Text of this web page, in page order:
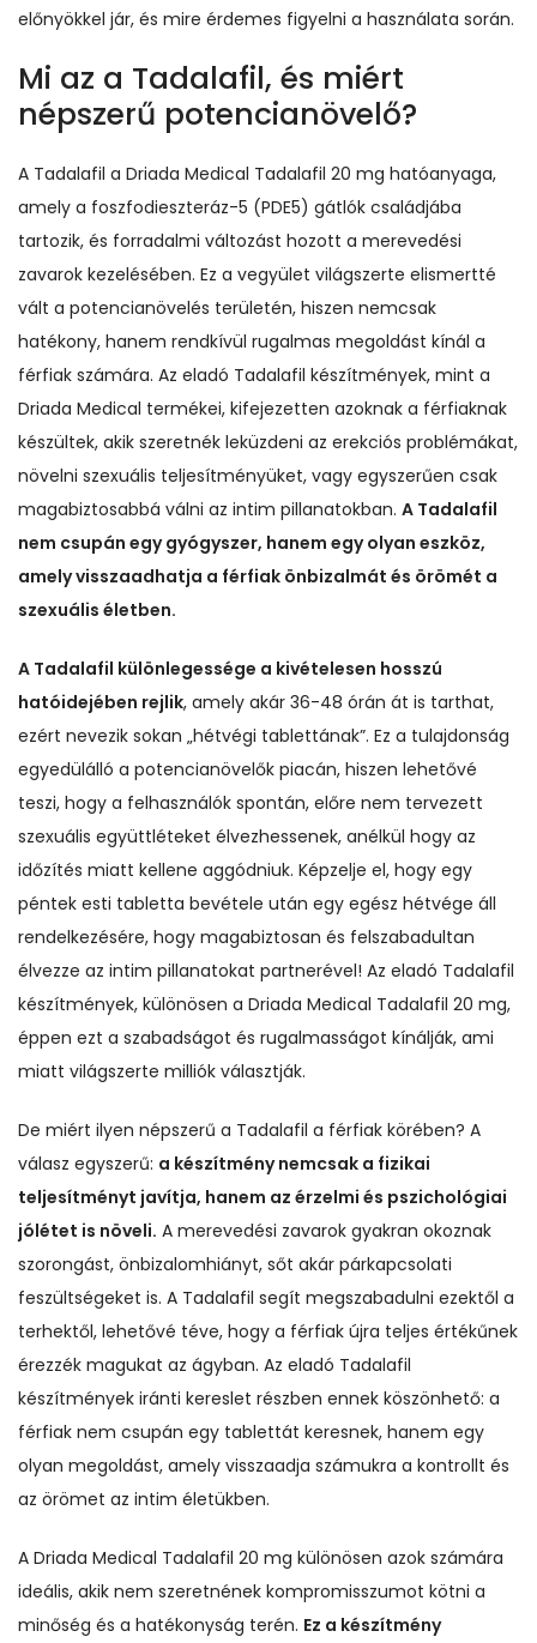
előnyökkel jár, és mire érdemes figyelni a használata során.
Mi az a Tadalafil, és miért
népszerű potencianövelő?
A Tadalafil a Driada Medical Tadalafil 20 mg hatóanyaga,
amely a foszfodieszteráz-5 (PDE5) gátlók családjába
tartozik, és forradalmi változást hozott a merevedési
zavarok kezelésében. Ez a vegyület világszerte elismertté
vált a potencianövelés területén, hiszen nemcsak
hatékony, hanem rendkívül rugalmas megoldást kínál a
férfiak számára. Az eladó Tadalafil készítmények, mint a
Driada Medical termékei, kifejezetten azoknak a férfiaknak
készültek, akik szeretnék leküzdeni az erekciós problémákat,
növelni szexuális teljesítményüket, vagy egyszerűen csak
magabiztosabbá válni az intim pillanatokban. A Tadalafil
nem csupán egy gyógyszer, hanem egy olyan eszköz,
amely visszaadhatja a férfiak önbizalmát és örömét a
szexuális életben.
A Tadalafil különlegessége a kivételesen hosszú
hatóidejében rejlik, amely akár 36-48 órán át is tarthat,
ezért nevezik sokan „hétvégi tablettának”. Ez a tulajdonság
egyedülálló a potencianövelők piacán, hiszen lehetővé
teszi, hogy a felhasználók spontán, előre nem tervezett
szexuális együttléteket élvezhessenek, anélkül hogy az
időzítés miatt kellene aggódniuk. Képzelje el, hogy egy
péntek esti tabletta bevétele után egy egész hétvége áll
rendelkezésére, hogy magabiztosan és felszabadultan
élvezze az intim pillanatokat partnerével! Az eladó Tadalafil
készítmények, különösen a Driada Medical Tadalafil 20 mg,
éppen ezt a szabadságot és rugalmasságot kínálják, ami
miatt világszerte milliók választják.
De miért ilyen népszerű a Tadalafil a férfiak körében? A
válasz egyszerű: a készítmény nemcsak a fizikai
teljesítményt javítja, hanem az érzelmi és pszichológiai
jólétet is növeli. A merevedési zavarok gyakran okoznak
szorongást, önbizalomhiányt, sőt akár párkapcsolati
feszültségeket is. A Tadalafil segít megszabadulni ezektől a
terhektől, lehetővé téve, hogy a férfiak újra teljes értékűnek
érezzék magukat az ágyban. Az eladó Tadalafil
készítmények iránti kereslet részben ennek köszönhető: a
férfiak nem csupán egy tablettát keresnek, hanem egy
olyan megoldást, amely visszaadja számukra a kontrollt és
az örömet az intim életükben.
A Driada Medical Tadalafil 20 mg különösen azok számára
ideális, akik nem szeretnének kompromisszumot kötni a
minőség és a hatékonyság terén. Ez a készítmény